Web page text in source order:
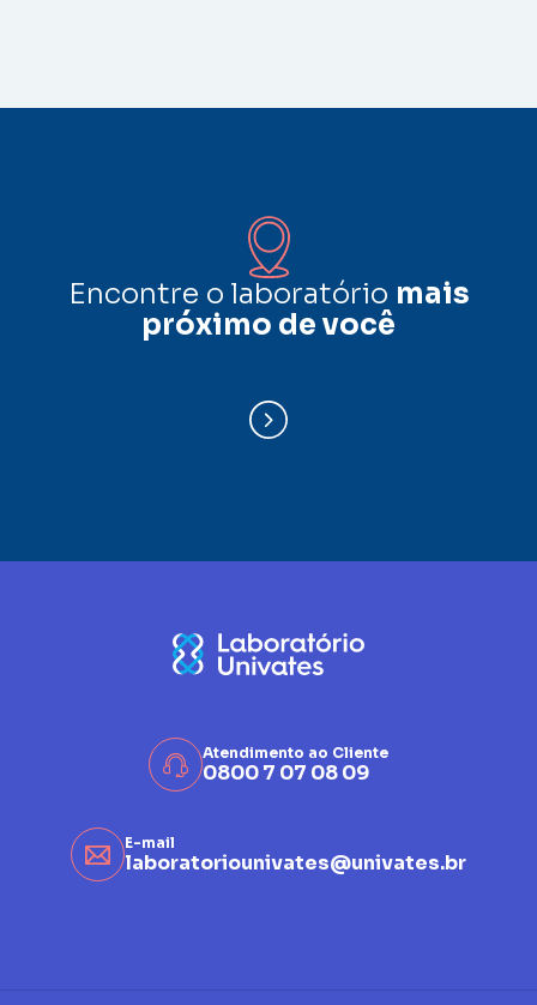
Encontre o laboratório mais
próximo de você
Atendimento ao Cliente
0800 7 07 08 09
E-mail
laboratoriounivates@univates.br